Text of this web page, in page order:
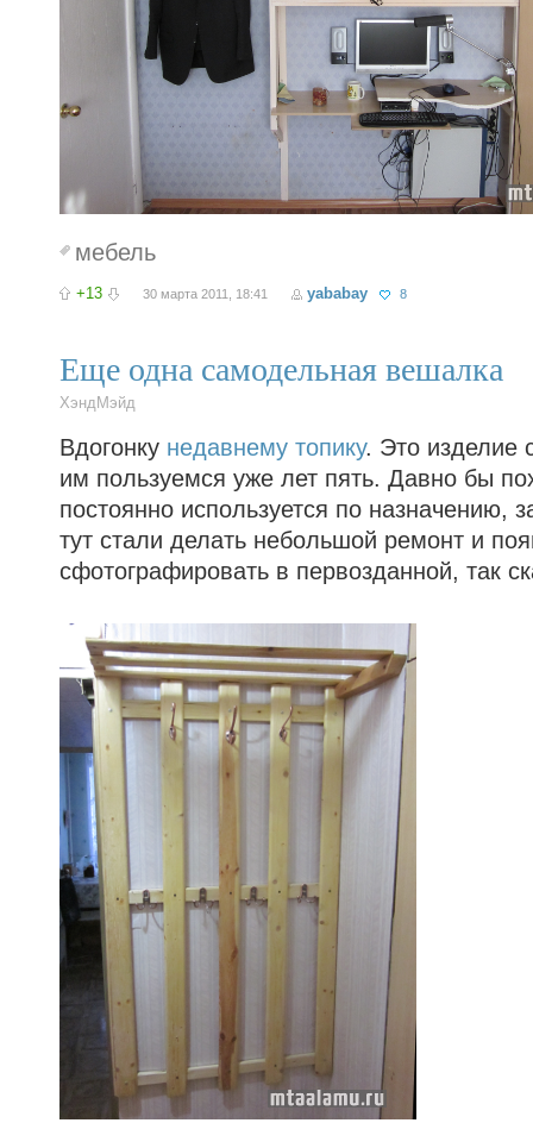
мебель
+13 30 марта 2011, 18:41 yababay 8
Еще одна самодельная вешалка
ХэндМэйд
Вдогонку недавнему топику. Это изделие
им пользуемся уже лет пять. Давно бы
постоянно используется по назначению,
тут стали делать небольшой ремонт и
сфотографировать в первозданной, так